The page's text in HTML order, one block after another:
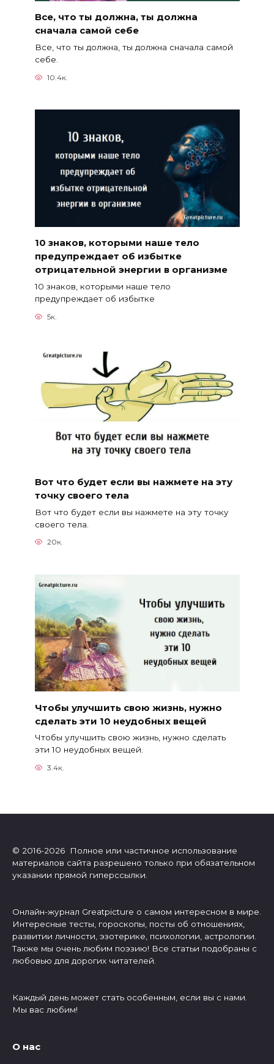
Все, что ты должна, ты должна
сначала самой себе
Все, что ты должна, ты должна сначала самой
себе.
10.4к.
10 знаков, которыми наше тело
предупреждает об избытке
отрицательной энергии в организме
10 знаков, которыми наше тело
предупреждает об избытке
5к.
Вот что будет если вы нажмете на эту
точку своего тела
Вот что будет если вы нажмете на эту точку
своего тела.
20к.
Чтобы улучшить свою жизнь, нужно
сделать эти 10 неудобных вещей
Чтобы улучшить свою жизнь, нужно сделать
эти 10 неудобных вещей.
3.4к.
© 2016-2026 Полное или частичное использование
материалов сайта разрешено только при обязательном
указании прямой гиперссылки.
Онлайн-журнал Greatpicture о самом интересном в мире.
Интересные тесты, гороскопы, посты об отношениях,
развитии личности, эзотерике, психологии, астрологии.
Также мы очень любим поэзию! Все статьи подобраны с
любовью для дорогих читателей.
Каждый день может стать особенным, если вы с нами.
Мы вас любим!
О нас